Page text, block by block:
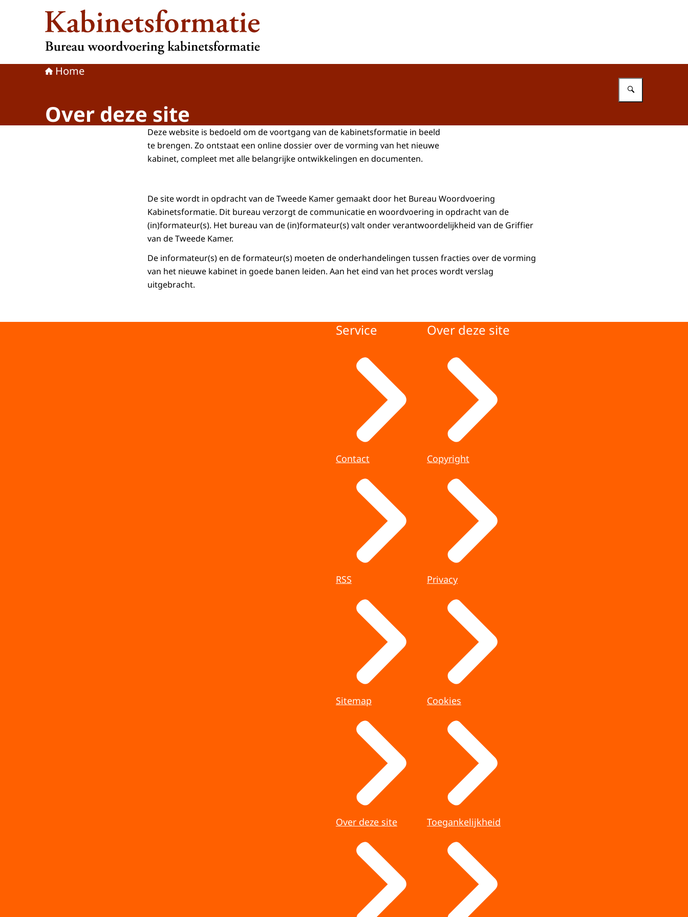
Naar de homepage van Kabinetsformatie
Home
Over deze site
Deze website is bedoeld om de voortgang van de kabinetsformatie in beeld
te brengen. Zo ontstaat een online dossier over de vorming van het nieuwe
kabinet, compleet met alle belangrijke ontwikkelingen en documenten.
De site wordt in opdracht van de Tweede Kamer gemaakt door het Bureau Woordvoering
Kabinetsformatie. Dit bureau verzorgt de communicatie en woordvoering in opdracht van de
(in)formateur(s). Het bureau van de (in)formateur(s) valt onder verantwoordelijkheid van de Griffier
van de Tweede Kamer.
De informateur(s) en de formateur(s) moeten de onderhandelingen tussen fracties over de vorming
van het nieuwe kabinet in goede banen leiden. Aan het eind van het proces wordt verslag
uitgebracht.
Service
Contact
RSS
Sitemap
Over deze site
Over deze site
Copyright
Privacy
Cookies
Toegankelijkheid